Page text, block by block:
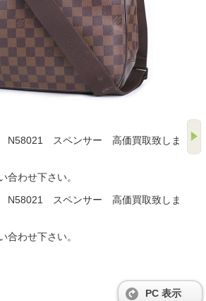
N58021 スペンサー 高価買取致しま
合わせ下さい。
N58021 スペンサー 高価買取致しま
合わせ下さい。
PC 表示